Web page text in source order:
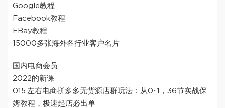
Google教程
Facebook教程
EBay教程
15000多张海外各行业客户名片
国内电商会员
2022的新课
015.左右电商拼多多无货源店群玩法：从0~1，36节实战保
姆教程，​极速起店必出单